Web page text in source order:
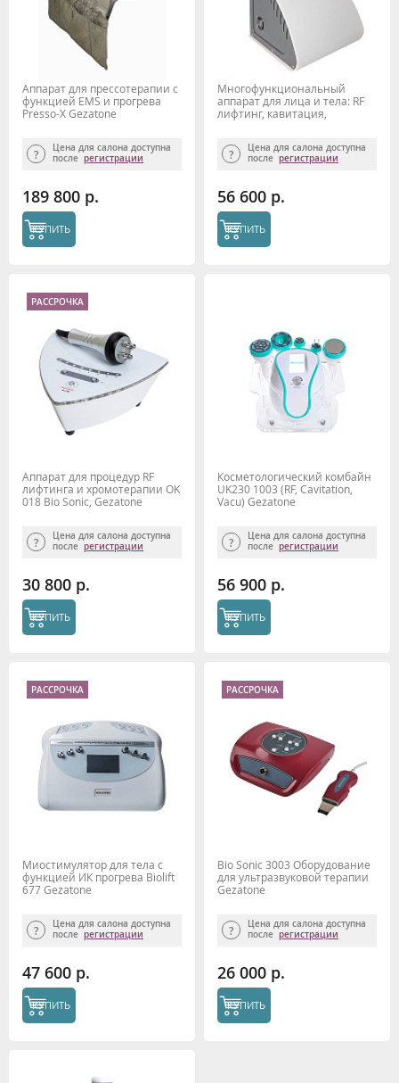
Аппарат для прессотерапии с
функцией EMS и прогрева
Presso-X Gezatone
Цена для салона доступна
после регистрации
189 800 р.
КУПИТЬ
Многофункциональный
аппарат для лица и тела: RF
лифтинг, кавитация,
Цена для салона доступна
после регистрации
56 600 р.
КУПИТЬ
Аппарат для процедур RF
лифтинга и хромотерапии OK
018 Bio Sonic, Gezatone
Цена для салона доступна
после регистрации
30 800 р.
КУПИТЬ
РАССРОЧКА
Косметологический комбайн
UK230 1003 (RF, Cavitation,
Vacu) Gezatone
Цена для салона доступна
после регистрации
56 900 р.
КУПИТЬ
Миостимулятор для тела с
функцией ИК прогрева Biolift
677 Gezatone
Цена для салона доступна
после регистрации
47 600 р.
КУПИТЬ
РАССРОЧКА
Bio Sonic 3003 Оборудование
для ультразвуковой терапии
Gezatone
Цена для салона доступна
после регистрации
26 000 р.
КУПИТЬ
РАССРОЧКА